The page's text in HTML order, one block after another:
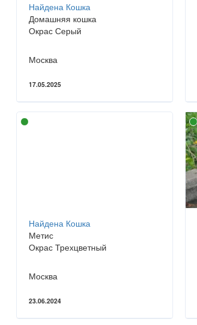
Найдена Кошка
Домашняя кошка
Окрас Серый
Москва
17.05.2025
Найдена Кошка
Метис
Окрас Трехцветный
Москва
23.06.2024